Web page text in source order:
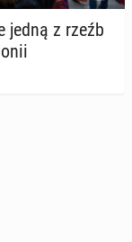
jedną z rzeźb